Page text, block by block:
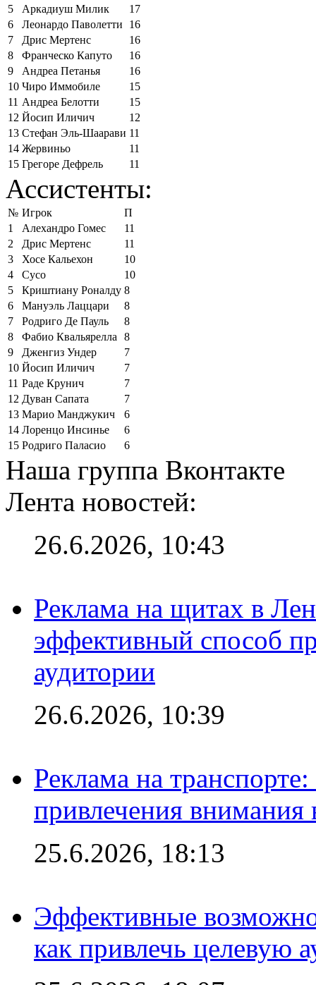
5
Аркадиуш Милик
17
6
Леонардо Паволетти
16
7
Дрис Мертенс
16
8
Франческо Капуто
16
9
Андреа Петанья
16
10 Чиро Иммобиле
15
11 Андреа Белотти
15
12 Йосип Иличич
12
13 Стефан Эль-Шаарави 11
14 Жервиньо
11
15 Грегоре Дефрель 11
Ассистенты:
№ Игрок
П
1
Алехандро Гомес
11
2
Дрис Мертенс
11
3
Хосе Кальехон
10
4
Сусо
10
5
Криштиану Роналду 8
6
Мануэль Лаццари
8
7
Родриго Де Пауль
8
8
Фабио Квальярелла
8
9
Дженгиз Ундер
7
10 Йосип Иличич
7
11 Раде Крунич
7
12 Дуван Сапата
7
13 Марио Манджукич
6
14 Лоренцо Инсинье
6
15 Родриго Паласио 6
Наша группа Вконтакте
Лента новостей:
26.6.2026, 10:43
Реклама на щитах в
эффективный способ
аудитории
26.6.2026, 10:39
Реклама на
привлечения внимания
25.6.2026, 18:13
Эффективные
как привлечь целевую